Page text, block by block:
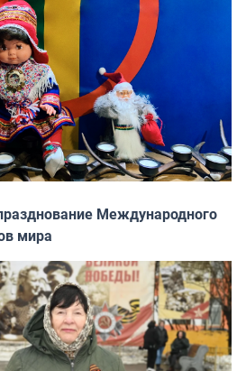
Международного
мира